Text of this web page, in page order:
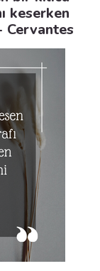
keserken
Cervantes